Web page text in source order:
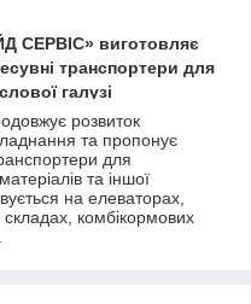
СЕРВІС» виготовляє
транспортери для
галузі
розвиток
та пропонує
для
та іншої
на елеваторах,
комбікормових